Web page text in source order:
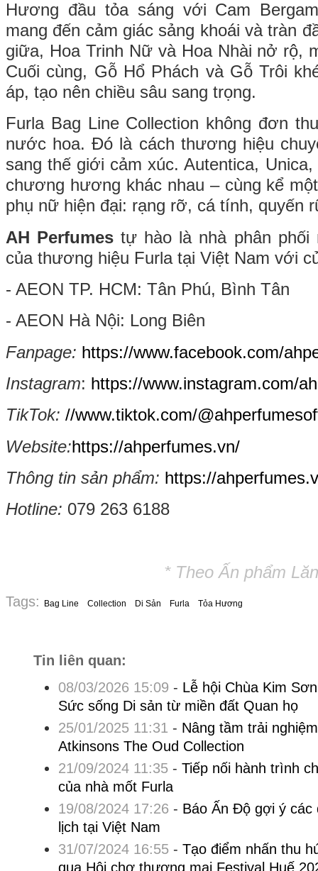
Hương đầu tỏa sáng với Cam
mang đến cảm giác sảng khoái và tràn
giữa, Hoa Trinh Nữ và Hoa Nhài nở rộ,
Cuối cùng, Gỗ Hổ Phách và Gỗ Trôi
áp, tạo nên chiều sâu sang trọng.
Furla Bag Line Collection không đơn
nước hoa. Đó là cách thương hiệu
sang thế giới cảm xúc. Autentica,
chương hương khác nhau – cùng kể
phụ nữ hiện đại: rạng rỡ, cá tính, quyến
AH Perfumes tự hào là nhà phân phối
của thương hiệu Furla tại Việt Nam với
- AEON TP. HCM: Tân Phú, Bình Tân
- AEON Hà Nội: Long Biên
Fanpage: https://www.facebook.com/
Instagram: https://www.instagram.com/
TikTok: //www.tiktok.com/
Website:https://ahperfumes.vn/
Thông tin sản phẩm: https://
Hotline: 079 263 6188
* Theo Ấn phẩm
Tags: Bag Line Collection Di Sản Furla Tỏa Hương
Tin liên quan:
08/03/2026 15:09 - Lễ hội Chùa Kim
Sức sống Di sản từ miền đất Quan họ
25/01/2025 11:31 - Nâng tầm trải
Atkinsons The Oud Collection
21/09/2024 11:35- Tiếp nối hành trình
của nhà mốt Furla
19/08/2024 17:26 - Báo Ấn Độ gợi ý các
lịch tại Việt Nam
31/07/2024 16:55- Tạo điểm nhấn thu
qua Hội chợ thương mại Festival Huế